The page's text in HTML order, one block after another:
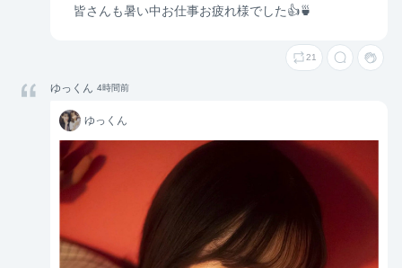
皆さんも暑い中お仕事お疲れ様でした👍🍵
21
ゆっくん 4時間前
ゆっ
くん
ゆっくん